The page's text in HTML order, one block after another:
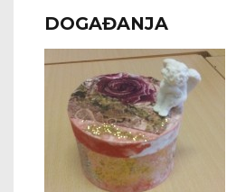
DOGAĐANJA